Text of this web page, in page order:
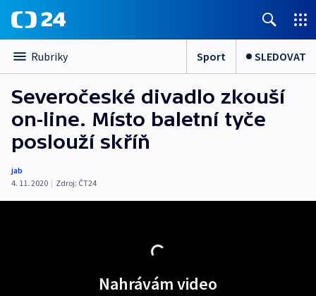
Rubriky Sport SLEDOVAT
Severočeské divadlo zkouší
on-line. Místo baletní tyče
poslouží skříň
jab
4. 11. 2020 | Zdroj: ČT24
Nahrávám video